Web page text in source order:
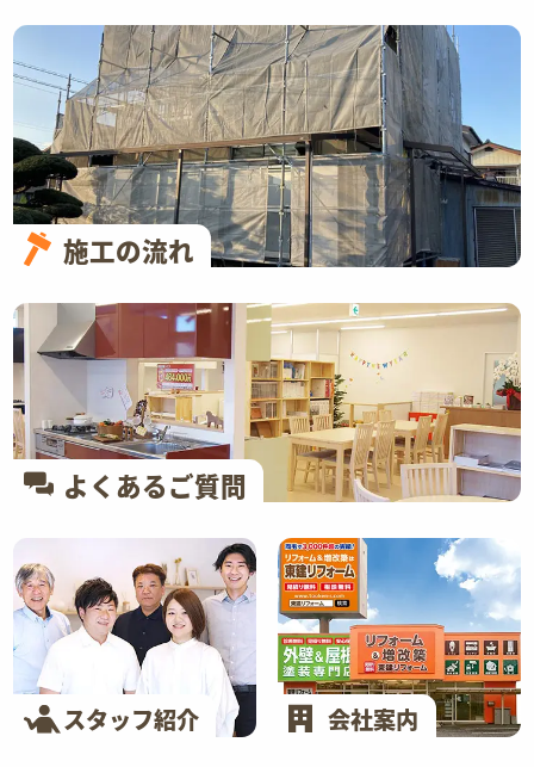
施工の流れ
よくあるご質問
スタッフ紹介 会社案内